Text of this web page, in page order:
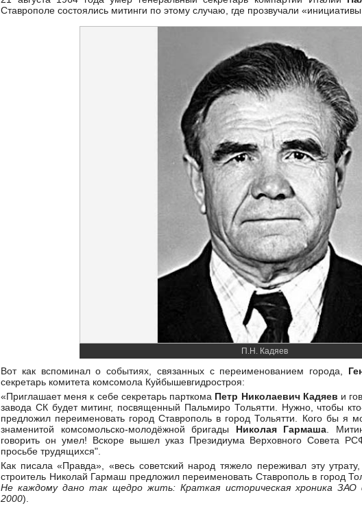
Ставрополе состоялись митинги по этому случаю, где прозвучали
П.Н. Кадяев
Вот как вспоминал о событиях, связанных с переименованием города,
секретарь комитета комсомола Куйбышевгидростроя:
«Приглашает меня к себе секретарь парткома Петр Николаевич Кадяев и
завода СК будет митинг, посвященный Пальмиро Тольятти. Нужно, чтобы
предложил переименовать город Ставрополь в город Тольятти. Кого бы я
знаменитой комсомольско-молодёжной бригады Николая Гармаша .
говорить он умел! Вскоре вышел указ Президиума Верховного Совета
просьбе трудящихся".
Как писала «Правда», «весь советский народ тяжело переживал эту
строитель Николай Гармаш предложил переименовать Ставрополь в город
Не каждому дано так щедро жить: Краткая историческая хроника
2000).